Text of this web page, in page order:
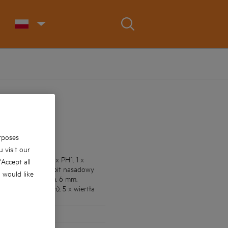
1 x SL6.6, 1 x PH1, 1 x
1 x uchwyt, 3 x bit nasadowy
4 mm, 5 mm, 6 mm,
mm, 7 mm, 8 mm), 5 x wiertła
visit our
all
would like